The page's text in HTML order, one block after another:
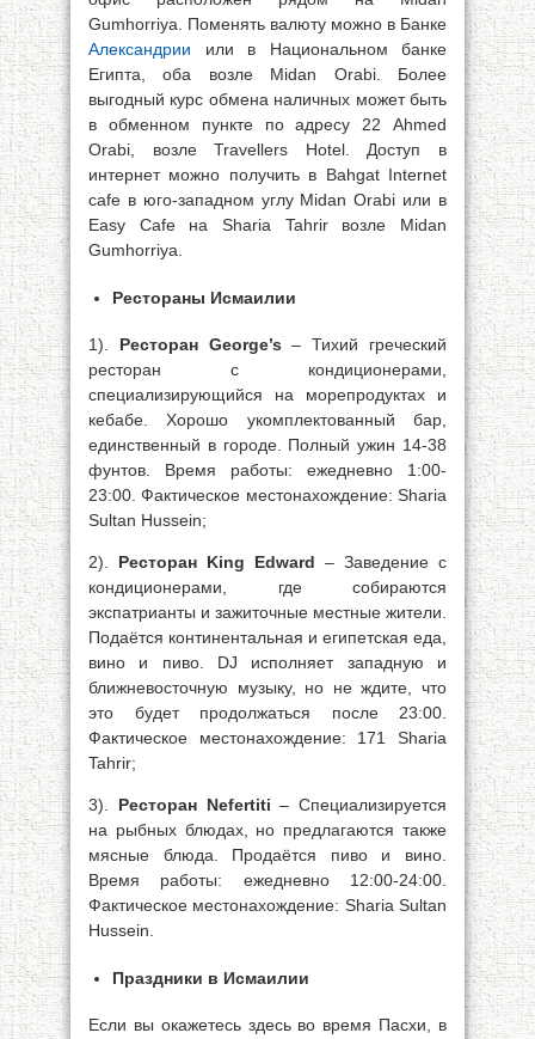
Gumhorriya. Поменять валюту можно в Банке
Александрии или в Национальном банке
Египта, оба возле Midan Orabi. Более
выгодный курс обмена наличных может быть
в обменном пункте по адресу 22 Ahmed
Orabi, возле Travellers Hotel. Доступ в
интернет можно получить в Bahgat Internet
cafe в юго-западном углу Midan Orabi или в
Easy Cafe на Sharia Tahrir возле Midan
Gumhorriya.
Рестораны Исмаилии
1). Ресторан George’s – Тихий греческий
ресторан с кондиционерами,
специализирующийся на морепродуктах и
кебабе. Хорошо укомплектованный бар,
единственный в городе. Полный ужин 14-38
фунтов. Время работы: ежедневно 1:00-
23:00. Фактическое местонахождение: Sharia
Sultan Hussein;
2). Ресторан King Edward – Заведение с
кондиционерами, где собираются
экспатрианты и зажиточные местные жители.
Подаётся континентальная и египетская еда,
вино и пиво. DJ исполняет западную и
ближневосточную музыку, но не ждите, что
это будет продолжаться после 23:00.
Фактическое местонахождение: 171 Sharia
Tahrir;
3). Ресторан Nefertiti – Специализируется
на рыбных блюдах, но предлагаются также
мясные блюда. Продаётся пиво и вино.
Время работы: ежедневно 12:00-24:00.
Фактическое местонахождение: Sharia Sultan
Hussein.
Праздники в Исмаилии
Если вы окажетесь здесь во время Пасхи, в